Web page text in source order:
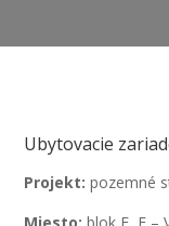
Ubytovacie
Projekt:pozemné